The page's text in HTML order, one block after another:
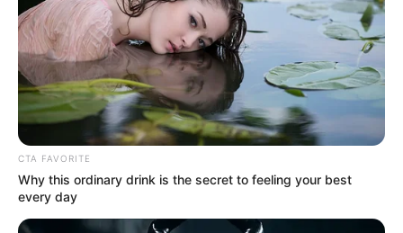
CTA FAVORITE
Why this ordinary drink is the secret to feeling your best
every day